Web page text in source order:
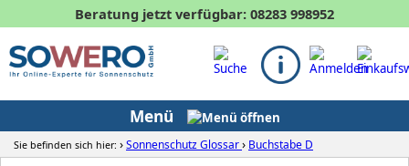
Beratung jetzt verfügbar: 08283 998952
Menü
Sie befinden sich hier: ›Sonnenschutz Glossar› Buchstabe D